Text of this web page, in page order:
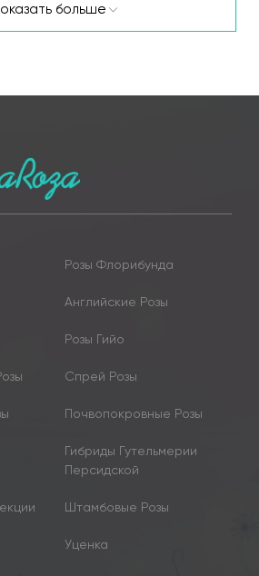
больше
Розы Флорибунда
Английские Розы
Розы Гийо
Спрей Розы
Почвопокровные Розы
Гибриды Гутельмерии
Персидской
Штамбовые Розы
Уценка